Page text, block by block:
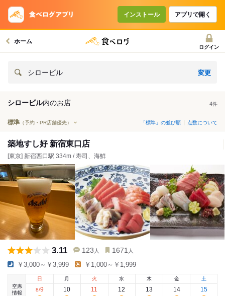
インストール アプリで開く
ホーム
ログイン
シロービル 変更
シロービル内のお店 4件
標準 （予約・PR店舗優先） 「標準」の並び順 点数について
築地すし好 新宿東口店
[東京] 新宿西口駅 334m / 寿司、海鮮
3.11 123 人 1671 人
￥3,000～￥3,999 ￥1,000～￥1,999
空席
情報
日
8/9
月
10
火
11
水
12
木
13
金
14
土
15